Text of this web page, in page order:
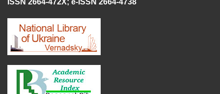
ISSN 2664-472X; e-ISSN 2664-4738